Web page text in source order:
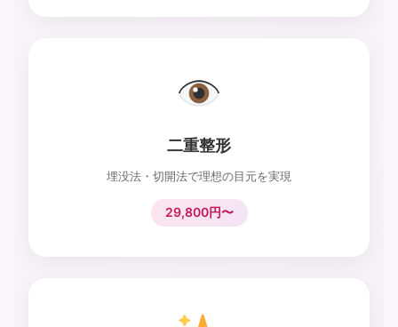
二重整形
埋没法・切開法で理想の目元を実現
29,800円〜